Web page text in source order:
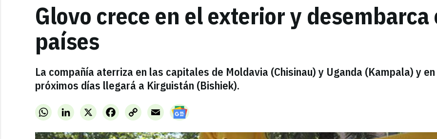
Glovo crece en el exterior y
países
La compañía aterriza en las capitales de Moldavia (Chisinau) y Uganda (Kampala) y
próximos días llegará a Kirguistán (Bishiek).
WhatsAppLinkedInX FacebookCopy
Link
Email